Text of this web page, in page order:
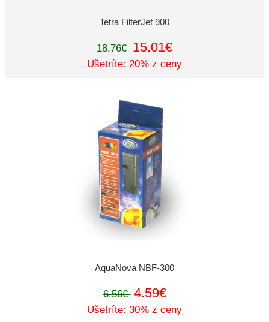
Tetra FilterJet 900
18.76€ 15.01€
Ušetríte: 20% z ceny
AquaNova NBF-300
6.56€ 4.59€
Ušetríte: 30% z ceny